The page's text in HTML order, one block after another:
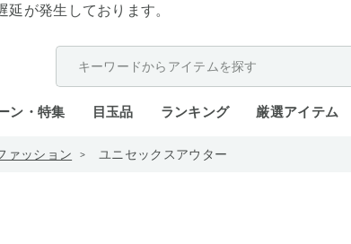
が発生しております。
ン・特集 目玉品 ランキング 厳選アイテム
ァッション ユニセックスアウター